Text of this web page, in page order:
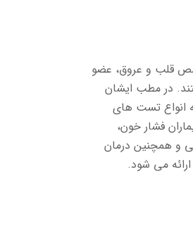
قلب و عروق، عضو
در مطب ایشان
انواع تست های
فشار خون،
و همچنین درمان
می شود.